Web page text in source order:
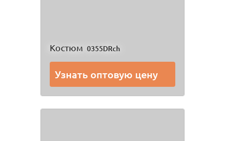
Костюм 0355DRch
Узнать оптовую цену